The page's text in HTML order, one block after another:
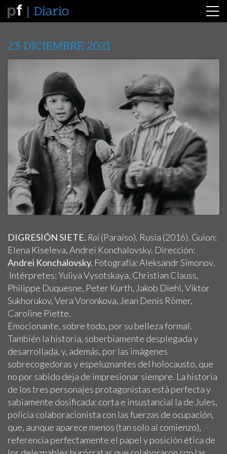
Diario
23 DICIEMBRE 2021
DIGRESIÓN SIETE. Rai(Paraíso). Rusia (2016). Guion:
Elena Kiseleva, Andrei Konchalovsky. Dirección:
Andrei Konchalovsky. Fotografía: Aleksandr Simonov.
Intérpretes: Yuliya Vysotskaya, Christian Clauss,
Philippe Duquesne, Peter Kurth, Jakob Diehl, Viktor
Sukhorukov, Vera Voronkova, Jean Denis Römer,
Caroline Piette.
Emocionante, sobre todo, por su belleza formal.
También la historia, soberbiamente desplegada y
desarrollada, y, además, por las imágenes
sobrecogedoras y espeluznantes del holocausto, que
no por sabido deja de impresionar siempre. La historia
de los tres personajes protagonistas está perfecta y
sabiamente dosificada: corta e insustancial la de Jules,
policía colaboracionista con las fuerzas de ocupación,
que, aunque aparece menos (tan solo al comienzo),
referencia perfectamente el papel y posición ética de